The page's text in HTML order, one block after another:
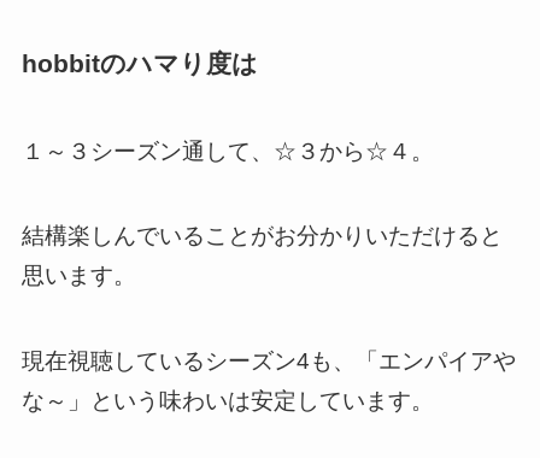
hobbitのハマり度は
１～３シーズン通して、☆３から☆４。
結構楽しんでいることがお分かりいただけると
思います。
現在視聴しているシーズン4も、「エンパイアや
な～」という味わいは安定しています。